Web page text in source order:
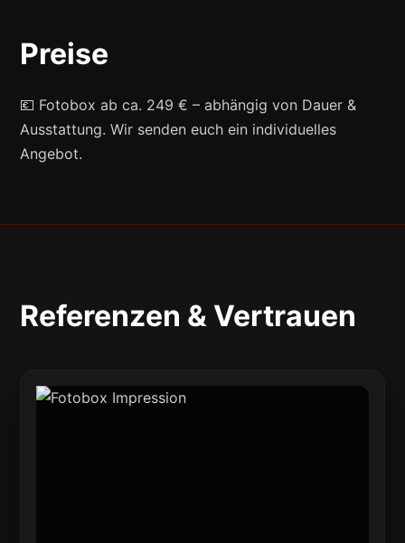
Preise
💶 Fotobox ab ca. 249 € – abhängig von Dauer &
Ausstattung. Wir senden euch ein individuelles
Angebot.
Referenzen & Vertrauen